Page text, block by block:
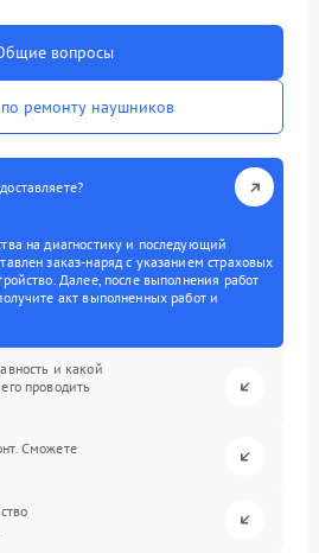
вопросы
ремонту наушников
на диагностику и последующий
заказ-наряд с указанием страховых
Далее, после выполнения работ
акт выполненных работ и
и какой
проводить
Сможете